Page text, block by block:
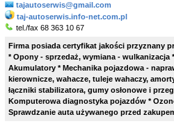
tajautoserwis@gmail.com
taj-autoserwis.info-net.com.pl
tel./fax 68 363 10 67
Firma posiada certyfikat jakości przyznany
* Opony - sprzedaż, wymiana - wulkanizacja
Akumulatory * Mechanika pojazdowa -
kierownicze, wahacze, tuleje wahaczy,
łączniki stabilizatora, gumy osłonowe i
Komputerowa diagnostyka pojazdów *
Sprawdzanie auta używanego przed